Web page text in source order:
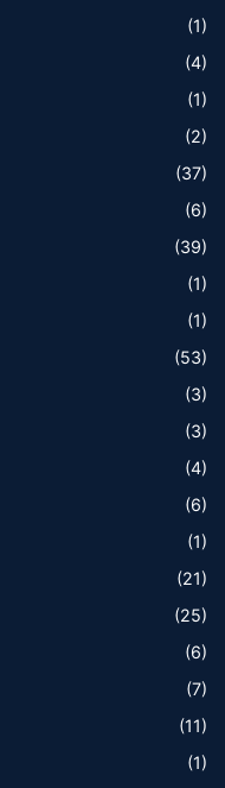
(1)
(4)
(1)
(2)
(37)
(6)
(39)
(1)
(1)
(53)
(3)
(3)
(4)
(6)
(1)
(21)
(25)
(6)
(7)
(11)
(1)